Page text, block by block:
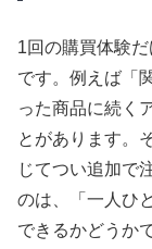
1回の購買体験
です。例えば「
った商品に続く
とがあります。
じてつい追加で
のは、「一人ひ
できるかどうか